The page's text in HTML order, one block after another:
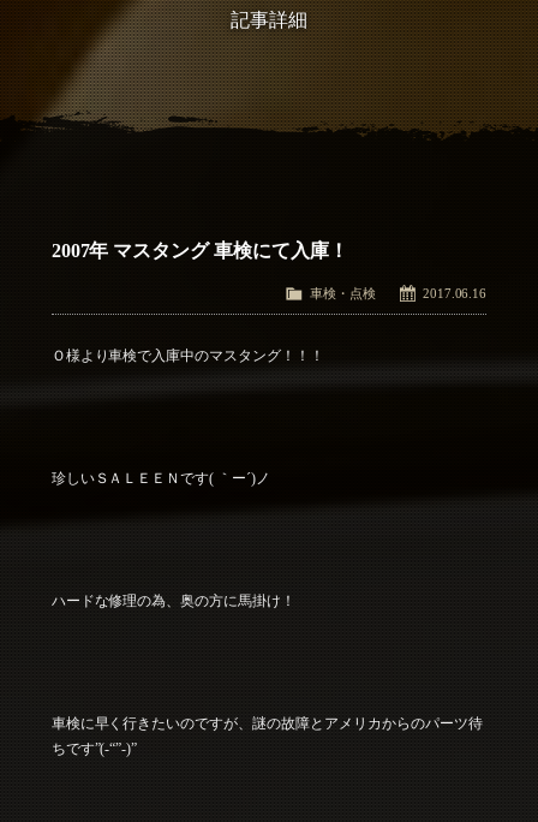
Parts Sales
パーツ情報 Case Study
作業日誌
Blog
つぶやき Factory
会社概要
記事詳細
2007年 マスタング 車検にて入庫！
2017.06.16
車検・点検
Ｏ様より車検で入庫中のマスタング！！！
珍しいＳＡＬＥＥＮです( ｀ー´)ノ
ハードな修理の為、奥の方に馬掛け！
車検に早く行きたいのですが、謎の故障とアメリカからのパーツ待
ちです”(-“”-)”